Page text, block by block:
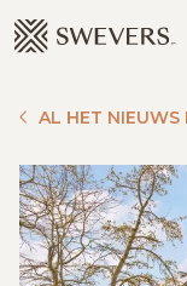
AL HET NIEUWS